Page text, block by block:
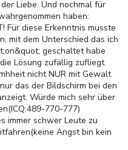
Liebe. Und nochmal für
haben:
Für diese Erkenntnis musste
mit dem Unterschied das ich
geschaltet habe
Lösung zufällig zufliegt.
nicht NUR mit Gewalt
das der Bildschirm bei den
Würde mich sehr über
770-777)
immer schwer Leute zu
Angst bin kein